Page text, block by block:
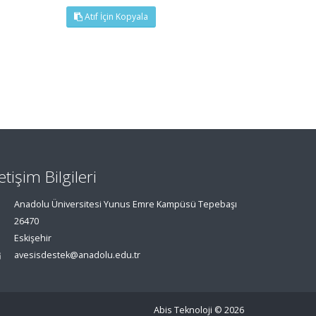
Atıf İçin Kopyala
Bilgileri
Anadolu Üniversitesi Yunus Emre Kampüsü Tepebaşı
26470
Eskişehir
avesisdestek@anadolu.edu.tr
Abis Teknoloji © 2026